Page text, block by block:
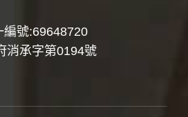
編號:69648720
消承字第0194號